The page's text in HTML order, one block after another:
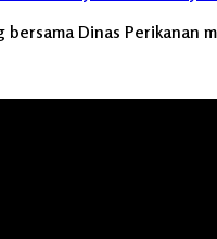
bersama Dinas